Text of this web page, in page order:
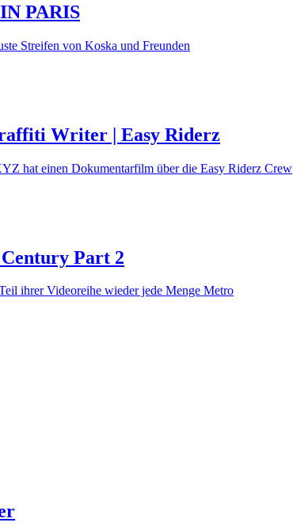
PARIS
Streifen von Koska und Freunden
Writer | Easy Riderz
hat einen Dokumentarfilm über die Easy Riderz Crew
Part 2
ihrer Videoreihe wieder jede Menge Metro